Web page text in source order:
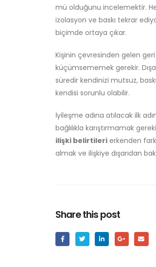
mü olduğunu incelemektir.
izolasyon ve baskı tekrar
biçimde ortaya çıkar.
Kişinin çevresinden gelen
küçümsememek gerekir.
süredir kendinizi mutsuz,
kendisi sorunlu olabilir.
İyileşme adına atılacak ilk
bağlılıkla karıştırmamak
ilişki belirtileri erkenden
almak ve ilişkiye dışarıdan
Share this post